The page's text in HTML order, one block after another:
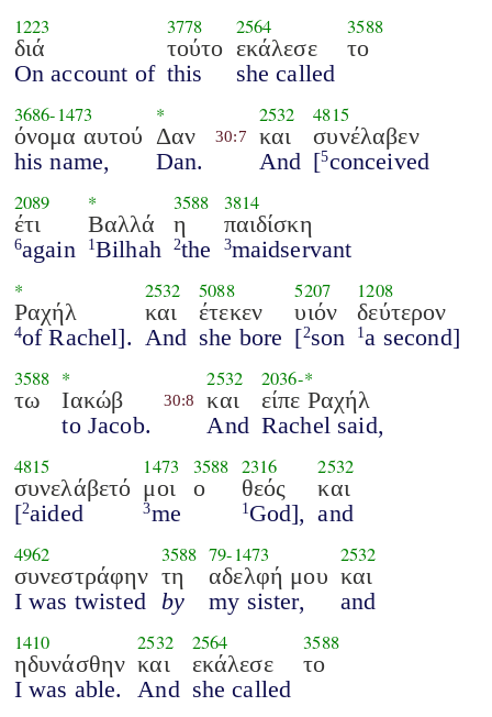
1223
διά
On account of
3778
τούτο
this
2564
εκάλεσε
she called
3588
το
3686-1473
όνομα αυτού
his name,
*
Δαν
Dan.
30:7
2532
και
And
4815
συνέλαβεν
[5conceived
2089
έτι
6again
*
Βαλλά
1 Bilhah
3588
η
2the
3814
παιδίσκη
3maidservant
*
Ραχήλ
4of Rachel].
2532
και
And
5088
έτεκεν
she bore
5207
υιόν
[2son
1208
δεύτερον
1 a second]
3588
τω
*
Ιακώβ
to Jacob.
30:8
2532
και
And
2036-*
είπε Ραχήλ
Rachel said,
4815
συνελάβετό
[2aided
1473
μοι
3me
3588
ο
2316
θεός
1 God],
2532
και
and
4962
συνεστράφην
I was twisted
3588
τη
by
79-1473
αδελφή μου
my sister,
2532
και
and
1410
ηδυνάσθην
I was able.
2532
και
And
2564
εκάλεσε
she called
3588
το